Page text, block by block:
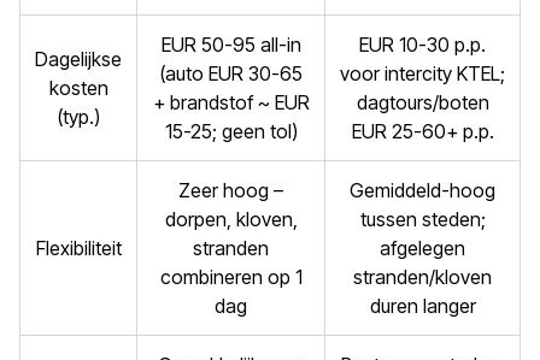
Dagelijkse
kosten
(typ.)
EUR 50-95 all-in
(auto EUR 30-65
+ brandstof ~ EUR
15-25; geen tol)
EUR 10-30 p.p.
voor intercity KTEL;
dagtours/boten
EUR 25-60+ p.p.
Flexibiliteit
Zeer hoog –
dorpen, kloven,
stranden
combineren op 1
dag
Gemiddeld-hoog
tussen steden;
afgelegen
stranden/kloven
duren langer